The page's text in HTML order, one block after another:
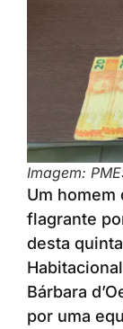
Imagem:
Um homem
flagrante
desta
Bárbara
por uma